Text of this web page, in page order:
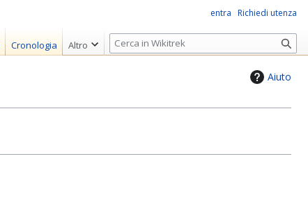
Aiuto
entra Richiedi utenza
Cronologia Altro
R
i
r